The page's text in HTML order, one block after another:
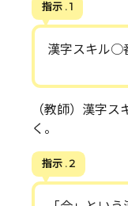
指示 . 1
漢字スキル○
（教師）漢字
く。
指示 . 2